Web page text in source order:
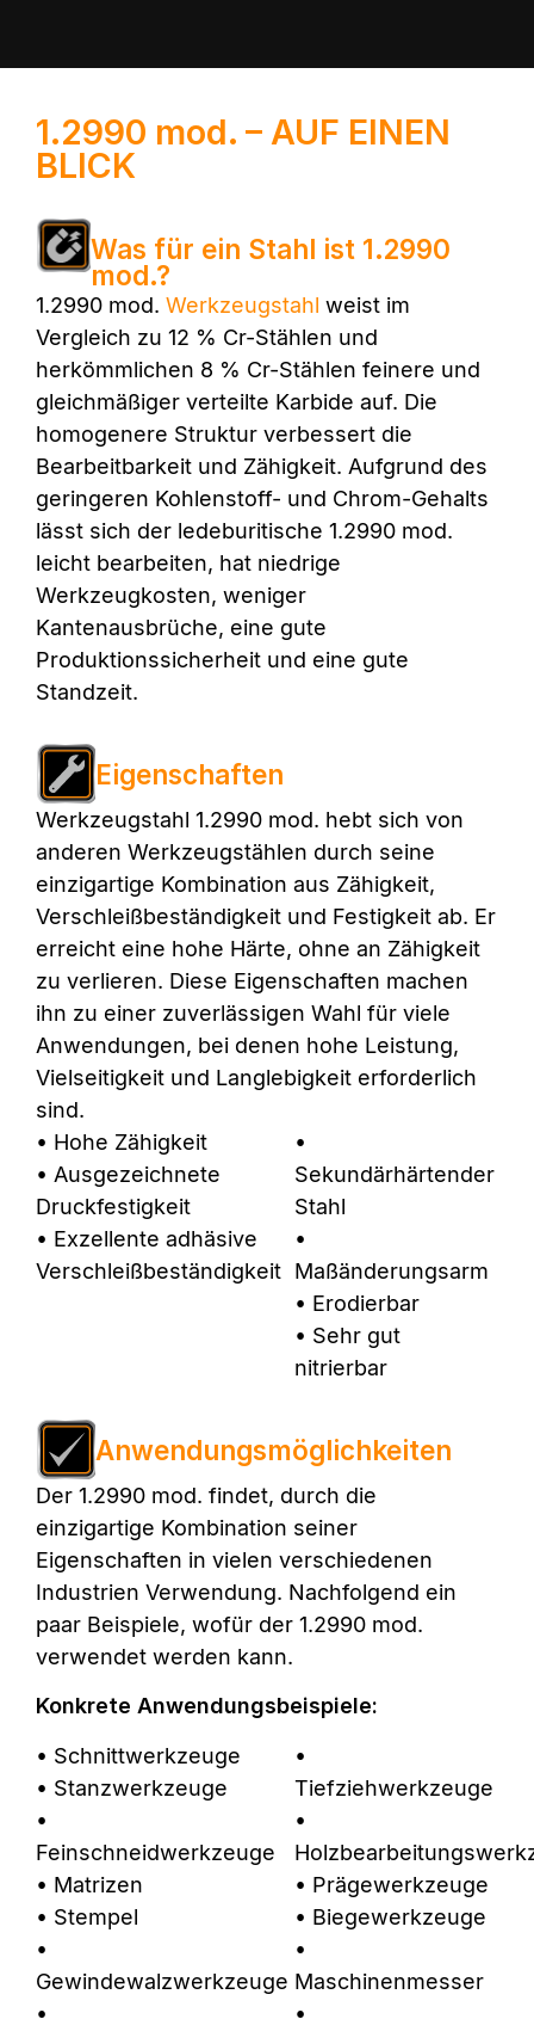
1.2990 mod. – AUF EINEN
BLICK
Was für ein Stahl ist 1.2990
mod.?
1.2990 mod. Werkzeugstahl weist im
Vergleich zu 12 % Cr-Stählen und
herkömmlichen 8 % Cr-Stählen feinere und
gleichmäßiger verteilte Karbide auf. Die
homogenere Struktur verbessert die
Bearbeitbarkeit und Zähigkeit. Aufgrund des
geringeren Kohlenstoff- und Chrom-Gehalts
lässt sich der ledeburitische 1.2990 mod.
leicht bearbeiten, hat niedrige
Werkzeugkosten, weniger
Kantenausbrüche, eine gute
Produktionssicherheit und eine gute
Standzeit.
Eigenschaften
Werkzeugstahl 1.2990 mod. hebt sich von
anderen Werkzeugstählen durch seine
einzigartige Kombination aus Zähigkeit,
Verschleißbeständigkeit und Festigkeit ab. Er
erreicht eine hohe Härte, ohne an Zähigkeit
zu verlieren. Diese Eigenschaften machen
ihn zu einer zuverlässigen Wahl für viele
Anwendungen, bei denen hohe Leistung,
Vielseitigkeit und Langlebigkeit erforderlich
sind.
• Hohe Zähigkeit
• Ausgezeichnete
Druckfestigkeit
• Exzellente adhäsive
Verschleißbeständigkeit
•
Sekundärhärtender
Stahl
•
Maßänderungsarm
• Erodierbar
• Sehr gut
nitrierbar
Anwendungsmöglichkeiten
Der 1.2990 mod. findet, durch die
einzigartige Kombination seiner
Eigenschaften in vielen verschiedenen
Industrien Verwendung. Nachfolgend ein
paar Beispiele, wofür der 1.2990 mod.
verwendet werden kann.
Konkrete Anwendungsbeispiele:
• Schnittwerkzeuge
• Stanzwerkzeuge
•
Feinschneidwerkzeuge
• Matrizen
• Stempel
•
Gewindewalzwerkzeuge
•
•
Tiefziehwerkzeuge
•
• Prägewerkzeuge
• Biegewerkzeuge
•
Maschinenmesser
•